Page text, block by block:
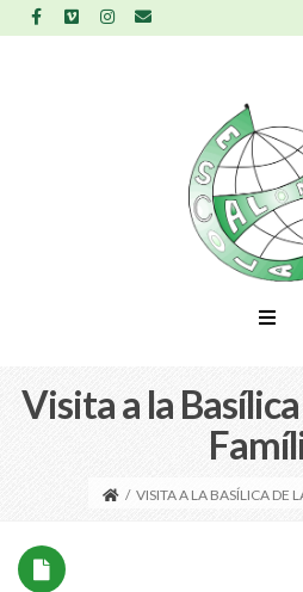
Visita a la
/ VISITA A LA BASÍLICA DE